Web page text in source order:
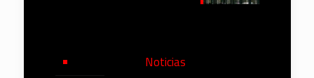
Noticias